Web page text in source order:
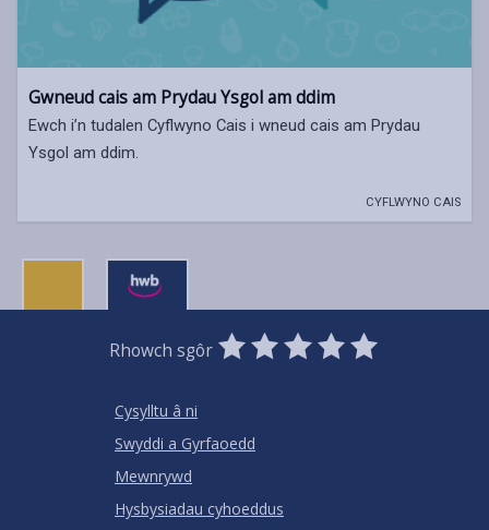
Gwneud cais am Prydau Ysgol am ddim
Ewch i’n tudalen Cyflwyno Cais i wneud cais am Prydau
Ysgol am ddim.
CYFLWYNO CAIS
Rhowch sgôr
0
Stars
1
Star
2
Stars
3
Stars
4
Stars
5
Stars
Cysylltu â ni
Swyddi a Gyrfaoedd
Mewnrywd
Hysbysiadau cyhoeddus